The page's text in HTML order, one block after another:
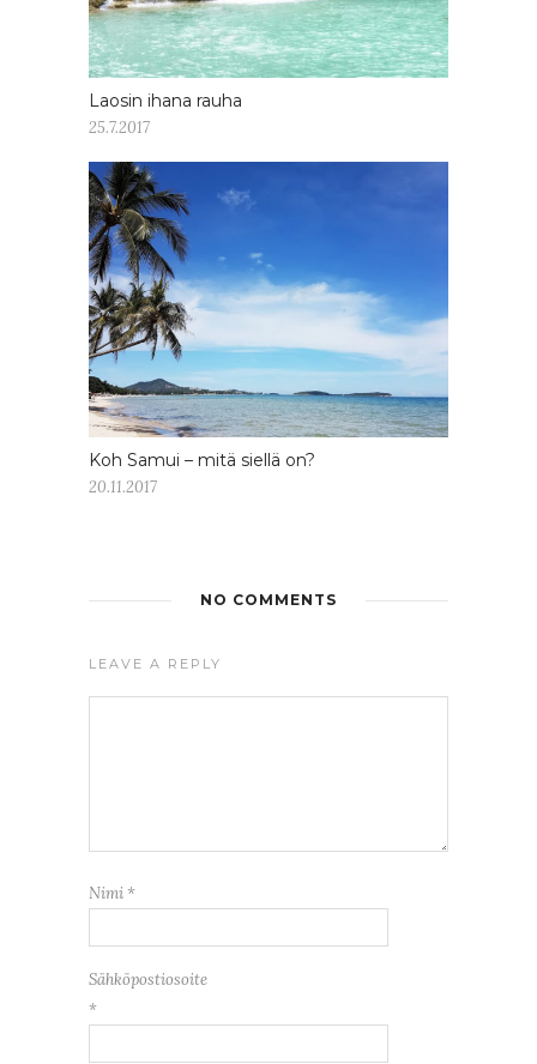
Laosin ihana rauha
25.7.2017
Koh Samui – mitä siellä on?
20.11.2017
NO COMMENTS
LEAVE A REPLY
Nimi *
Sähköpostiosoite
*